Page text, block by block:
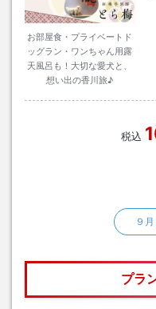
お部屋食・プライベートド
ッグラン・ワンちゃん用露
天風呂も！大切な愛犬と、
想い出の香川旅♪
税込
９
プラ